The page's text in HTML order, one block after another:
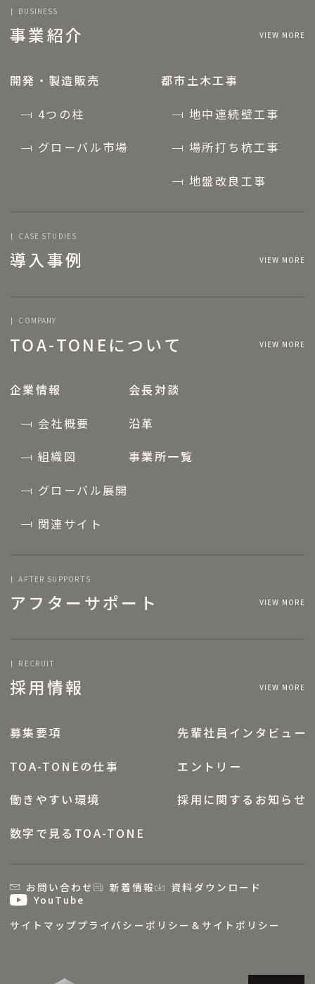
BUSINESS
事業紹介 VIEW MORE
開発・製造販売
4つの柱
グローバル市場
都市土木工事
地中連続壁工事
場所打ち杭工事
地盤改良工事
CASE STUDIES
導入事例 VIEW MORE
COMPANY
TOA-TONEについて VIEW MORE
企業情報
会社概要
組織図
グローバル展開
関連サイト
会長対談
沿革
事業所一覧
AFTER SUPPORTS
アフターサポート VIEW MORE
RECRUIT
採用情報 VIEW MORE
募集要項
先輩社員インタビュー
TOA-TONEの仕事
エントリー
働きやすい環境
採用に関するお知らせ
数字で見るTOA-TONE
お問い合わせ 新着情報
資料ダウンロード
YouTube
サイトマッププライバシーポリシー＆サイトポリシー